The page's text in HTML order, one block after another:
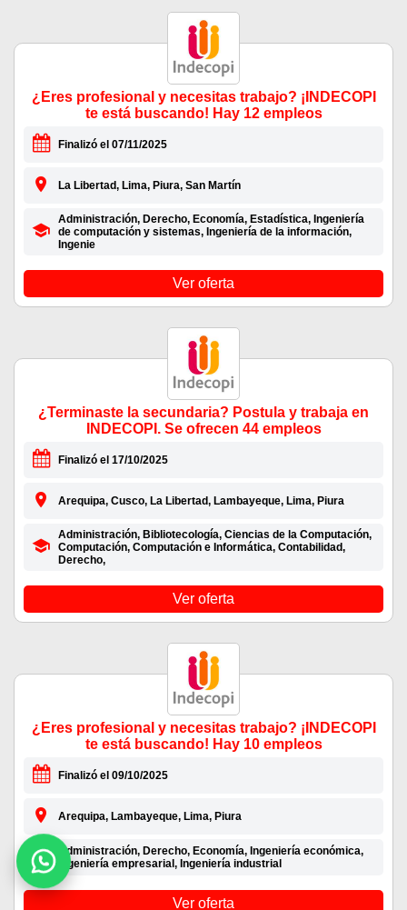
¿Eres profesional y necesitas trabajo? ¡INDECOPI
te está buscando! Hay 12 empleos
Finalizó el 07/11/2025
La Libertad, Lima, Piura, San Martín
Administración, Derecho, Economía, Estadística, Ingeniería
de computación y sistemas, Ingeniería de la información,
Ingenie
Ver oferta
¿Terminaste la secundaria? Postula y trabaja en
INDECOPI. Se ofrecen 44 empleos
Finalizó el 17/10/2025
Arequipa, Cusco, La Libertad, Lambayeque, Lima, Piura
Administración, Bibliotecología, Ciencias de la Computación,
Computación, Computación e Informática, Contabilidad,
Derecho,
Ver oferta
¿Eres profesional y necesitas trabajo? ¡INDECOPI
te está buscando! Hay 10 empleos
Finalizó el 09/10/2025
Arequipa, Lambayeque, Lima, Piura
Administración, Derecho, Economía, Ingeniería económica,
Ingeniería empresarial, Ingeniería industrial
Ver oferta